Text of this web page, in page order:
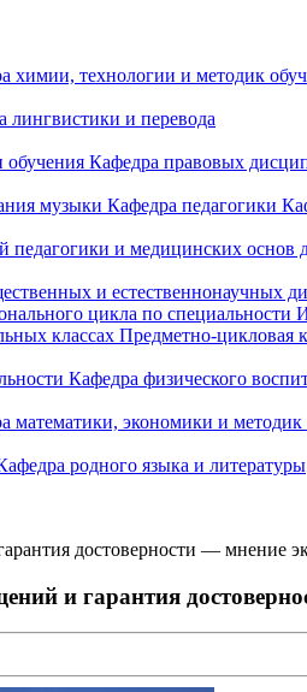
химии, технологии и методик
лингвистики и перевода
обучения Кафедра правовых
музыки Кафедра педагогики
педагогики и медицинских основ
и естественнонаучных
цикла по
классах Предметно-цикловая
Кафедра физического
математики, экономики и методик
родного языка и литературы
достоверности —
и гарантия